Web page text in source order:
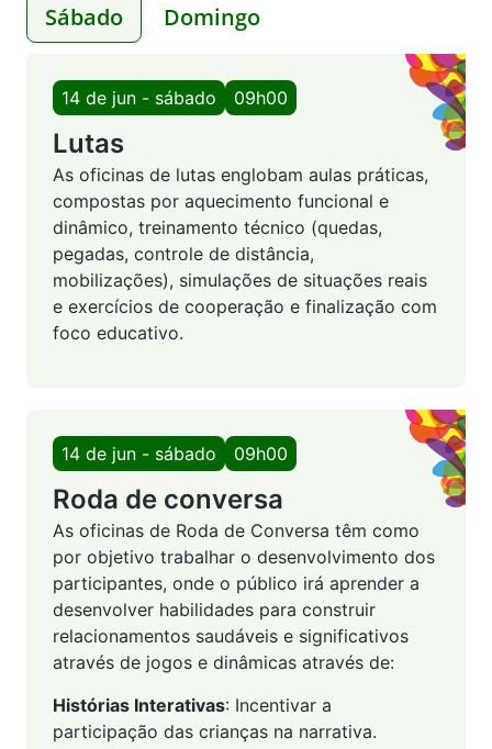
Sábado Domingo
14 de jun - sábado 09h00
Lutas
As oficinas de lutas englobam aulas práticas,
compostas por aquecimento funcional e
dinâmico, treinamento técnico (quedas,
pegadas, controle de distância,
mobilizações), simulações de situações reais
e exercícios de cooperação e finalização com
foco educativo.
14 de jun - sábado 09h00
Roda de conversa
As oficinas de Roda de Conversa têm como
por objetivo trabalhar o desenvolvimento dos
participantes, onde o público irá aprender a
desenvolver habilidades para construir
relacionamentos saudáveis e significativos
através de jogos e dinâmicas através de:
Histórias Interativas: Incentivar a
participação das crianças na narrativa.